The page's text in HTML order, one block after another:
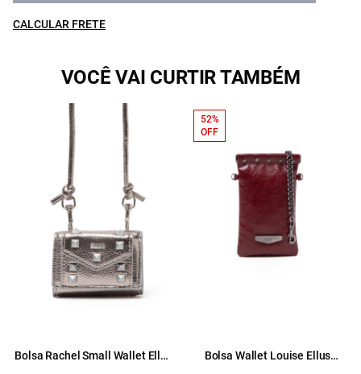
CALCULAR FRETE
VOCÊ VAI CURTIR TAMBÉM
Bolsa Rachel Small Wallet Ellus
Bolsa Wallet Louise Ellus
52%
OFF